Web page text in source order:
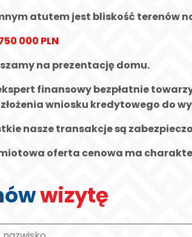
atutem jest bliskość terenów
000 PLN
na prezentację domu.
finansowy bezpłatnie
wniosku kredytowego do
nasze transakcje są
oferta cenowa ma
wizytę